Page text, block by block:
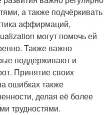
а также подчёркивать
аффирмаций,
могут помочь ей
Также важно
поддерживают и
Принятие своих
ошибках также
делая её более
трудностями.